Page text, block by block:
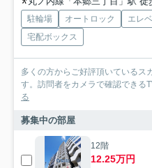
駐輪場 オートロック エレ
宅配ボックス
多くの方からご好評頂いているス
す。訪問者をカメラで確認できる
る
募集中の部屋
12階
12.25万円